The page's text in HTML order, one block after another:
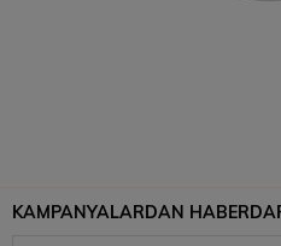
KAMPANYALARDAN